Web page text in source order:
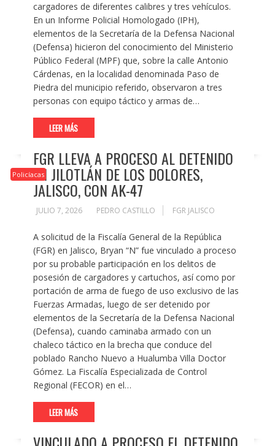
cargadores de diferentes calibres y tres vehículos.
En un Informe Policial Homologado (IPH),
elementos de la Secretaría de la Defensa Nacional
(Defensa) hicieron del conocimiento del Ministerio
Público Federal (MPF) que, sobre la calle Antonio
Cárdenas, en la localidad denominada Paso de
Piedra del municipio referido, observaron a tres
personas con equipo táctico y armas de…
LEER MÁS
Policíacas
FGR LLEVA A PROCESO AL DETENIDO
EN JILOTLÁN DE LOS DOLORES,
JALISCO, CON AK-47
JULIO 7, 2026 PEDRO CASTILLO FGR JALISCO
A solicitud de la Fiscalía General de la República
(FGR) en Jalisco, Bryan “N” fue vinculado a proceso
por su probable participación en los delitos de
posesión de cargadores y cartuchos, así como por
portación de arma de fuego de uso exclusivo de las
Fuerzas Armadas, luego de ser detenido por
elementos de la Secretaría de la Defensa Nacional
(Defensa), cuando caminaba armado con un
chaleco táctico en la brecha que conduce del
poblado Rancho Nuevo a Hualumba Villa Doctor
Gómez. La Fiscalía Especializada de Control
Regional (FECOR) en el…
LEER MÁS